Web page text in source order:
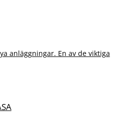
anläggningar. En av de viktiga